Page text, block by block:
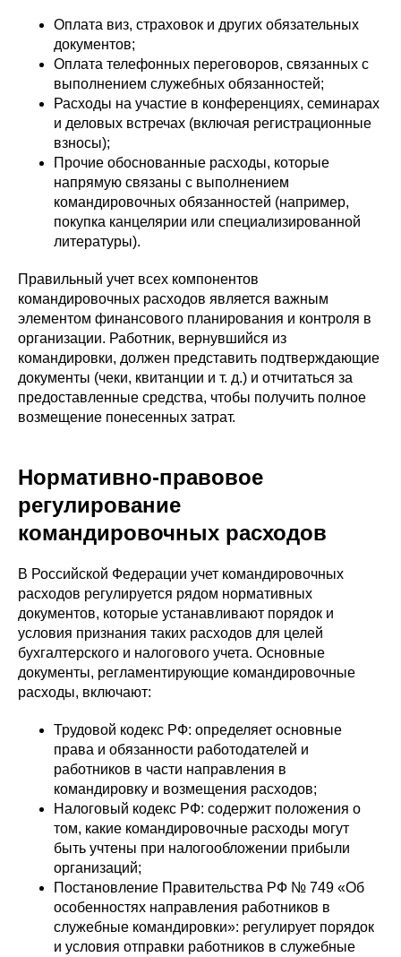
Оплата виз, страховок и других обязательных
документов;
Оплата телефонных переговоров, связанных с
выполнением служебных обязанностей;
Расходы на участие в конференциях, семинарах
и деловых встречах (включая регистрационные
взносы);
Прочие обоснованные расходы, которые
напрямую связаны с выполнением
командировочных обязанностей (например,
покупка канцелярии или специализированной
литературы).
Правильный учет всех компонентов
командировочных расходов является важным
элементом финансового планирования и контроля в
организации. Работник, вернувшийся из
командировки, должен представить подтверждающие
документы (чеки, квитанции и т. д.) и отчитаться за
предоставленные средства, чтобы получить полное
возмещение понесенных затрат.
Нормативно-правовое
регулирование
командировочных расходов
В Российской Федерации учет командировочных
расходов регулируется рядом нормативных
документов, которые устанавливают порядок и
условия признания таких расходов для целей
бухгалтерского и налогового учета. Основные
документы, регламентирующие командировочные
расходы, включают:
Трудовой кодекс РФ: определяет основные
права и обязанности работодателей и
работников в части направления в
командировку и возмещения расходов;
Налоговый кодекс РФ: содержит положения о
том, какие командировочные расходы могут
быть учтены при налогообложении прибыли
организаций;
Постановление Правительства РФ № 749 «Об
особенностях направления работников в
служебные командировки»: регулирует порядок
и условия отправки работников в служебные